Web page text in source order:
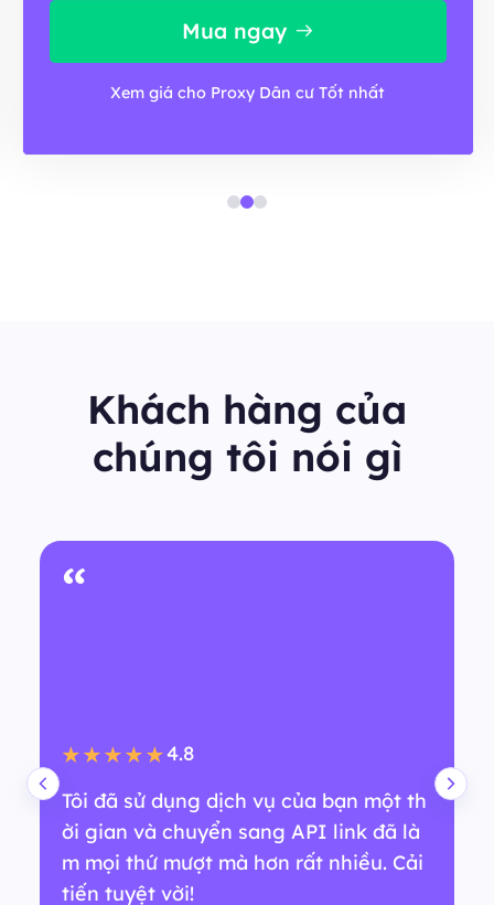
Mua ngay
Xem giá cho Proxy Dân cư Tốt nhất
Khách hàng của
chúng tôi nói gì
“
★★★★★4.8
Tôi đã sử dụng dịch vụ của bạn một th
ời gian và chuyển sang API link đã là
m mọi thứ mượt mà hơn rất nhiều. Cải
tiến tuyệt vời!